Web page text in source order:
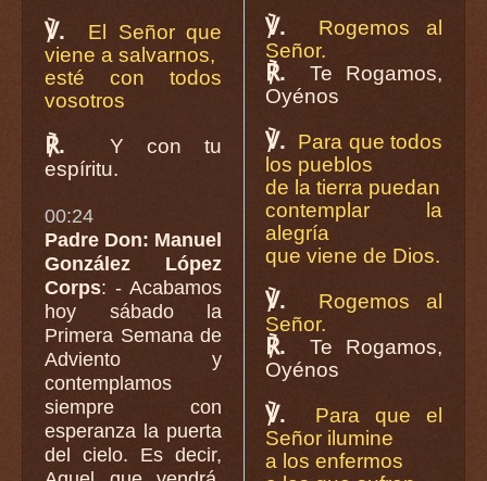
℣.
El Señor que
viene a salvarnos,
esté con todos
vosotros
℟.
Y con tu
espíritu.
00:24
Padre Don: Manuel
González López
Corps: - Acabamos
hoy sábado la
Primera Semana de
Adviento y
contemplamos
siempre con
esperanza la puerta
del cielo. Es decir,
℣.
Rogemos al
Señor.
℟.
Te Rogamos,
Oyénos
℣.
Para que todos
los pueblos
de la tierra puedan
contemplar la
alegría
que viene de Dios.
℣.
Rogemos al
Señor.
℟.
Te Rogamos,
Oyénos
℣.
Para que el
Señor ilumine
a los enfermos